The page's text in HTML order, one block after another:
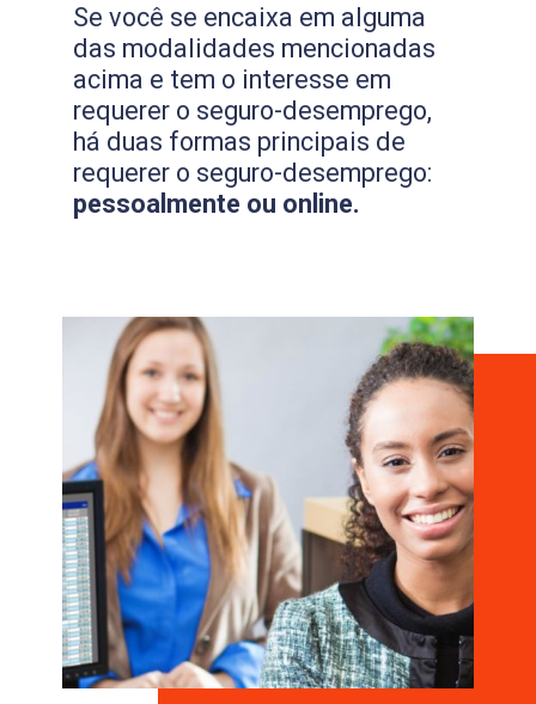
Se você se encaixa em alguma
das modalidades mencionadas
acima e tem o interesse em
requerer o seguro-desemprego,
há duas formas principais de
requerer o seguro-desemprego:
pessoalmente ou online.